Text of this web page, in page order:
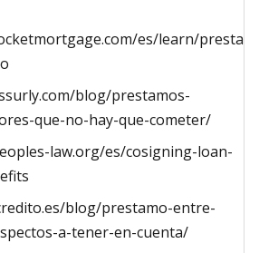
es/learn/
blog/prestamos-
que-no-hay-que-cometer/
law.org/es/cosigning-loan-
blog/prestamo-entre-
a-tener-en-cuenta/